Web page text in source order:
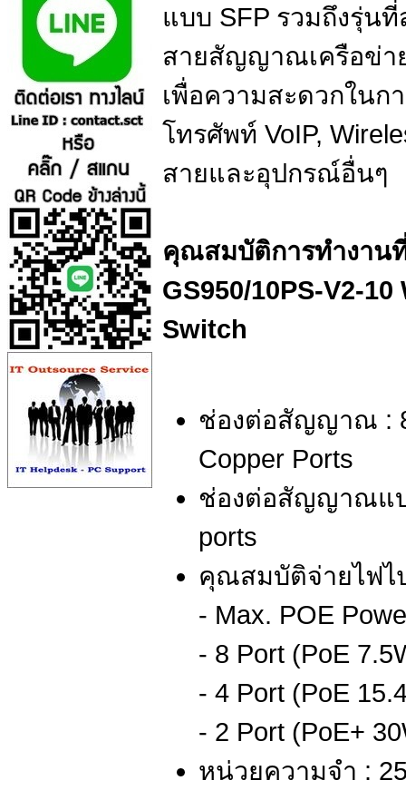
แบบ SFP รวมถึงรุ่น
สายสัญญาณเครือข่าย
เพื่อความสะดวกในก
โทรศัพท์ VoIP,
สายและอุปกรณ์อื่นๆ
คุณสมบัติการทำงาน
GS950/10PS-V2-
Switch
ช่องต่อสัญญาณ : 8
Copper Ports
ช่องต่อสัญญาณแบ
ports
คุณสมบัติจ่ายไฟ
- Max. POE
- 8 Port (PoE
- 4 Port (PoE
- 2 Port (PoE+
หน่วยความจำ :